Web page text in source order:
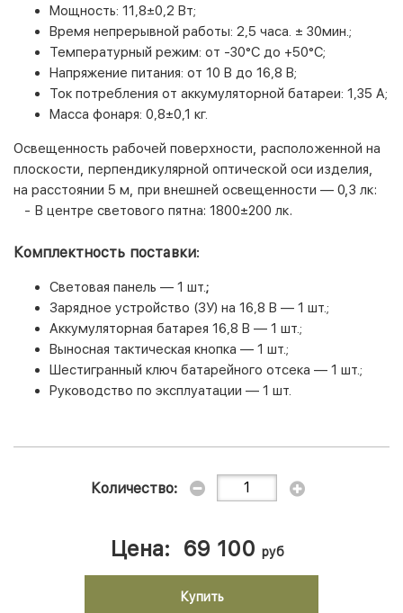
Мощность: 11,8±0,2 Вт;
Время непрерывной работы: 2,5 часа. ± 30мин.;
Температурный режим: от -30°С до +50°С;
Напряжение питания: от 10 В до 16,8 В;
Ток потребления от аккумуляторной батареи: 1,35 А;
Масса фонаря: 0,8±0,1 кг.
Освещенность рабочей поверхности, расположенной на
плоскости, перпендикулярной оптической оси изделия,
на расстоянии 5 м, при внешней освещенности — 0,3 лк:
- В центре светового пятна: 1800±200 лк.
Комплектность поставки:
Световая панель — 1 шт.;
Зарядное устройство (ЗУ) на 16,8 В — 1 шт.;
Аккумуляторная батарея 16,8 В — 1 шт.;
Выносная тактическая кнопка — 1 шт.;
Шестигранный ключ батарейного отсека — 1 шт.;
Руководство по эксплуатации — 1 шт.
Количество:
Цена: 69 100 руб
Купить